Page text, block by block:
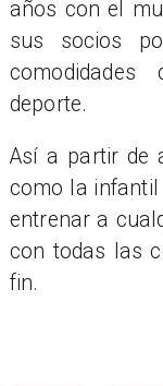
años con el
sus socios
deporte.
Así a partir de
como la
entrenar a
con todas las
fin.